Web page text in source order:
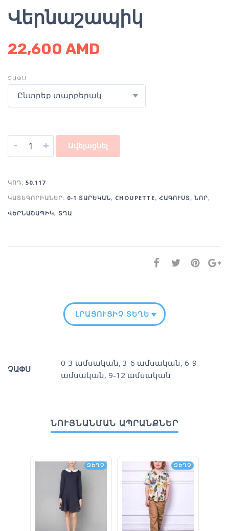
Վերնաշապիկ
22,600 AMD
ՉԱՓՍ
Ընտրեք տարբերակ
- + Ավելացնել
ԿՈԴ: 50.117
ԿԱՏԵԳՈՐԻԱՆԵՐ: 0-1 ՏԱՐԵԿԱՆ, CHOUPETTE, ՀԱԳՈՒՍՏ, ՆՈՐ,
ՎԵՐՆԱՇԱՊԻԿ, ՏՂԱ
ԼՐԱՑՈՒՑԻՉ ՏԵՂԵԿՈՒԹՅՈՒՆ
ՉԱՓՍ
0-3 ամսական, 3-6 ամսական, 6-9
ամսական, 9-12 ամսական
ՆՈՒՅՆԱՆՄԱՆ ԱՊՐԱՆՔՆԵՐ
ԶԵՂՉ ԶԵՂՉ